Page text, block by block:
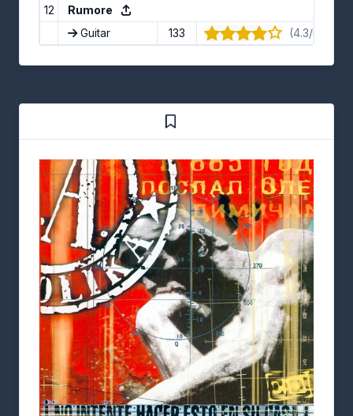
12
Rumore
Guitar
133 (4.3/5) · 10